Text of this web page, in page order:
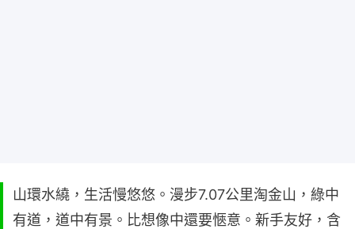
山環水繞，生活慢悠悠。漫步7.07公里淘金山，綠中
有道，道中有景。比想像中還要愜意。新手友好，含